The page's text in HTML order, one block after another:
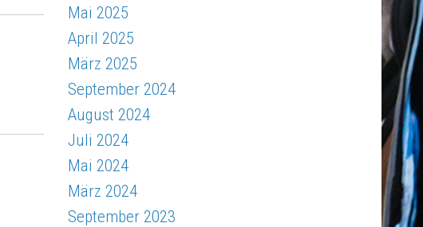
Mai 2025
April 2025
März 2025
September 2024
August 2024
Juli 2024
Mai 2024
März 2024
September 2023